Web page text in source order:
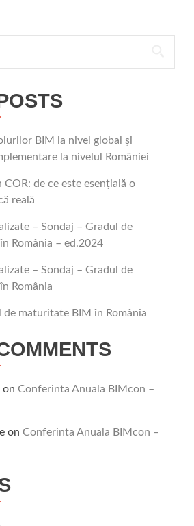
Clasificare
BIM la nivel global și
la nivelul României
COR: de ce este esențială o
reală
– Sondaj – Gradul de
România – ed.2024
– Sondaj – Gradul de
România
de maturitate BIM în România
on Conferinta Anuala BIMcon –
on Conferinta Anuala BIMcon –